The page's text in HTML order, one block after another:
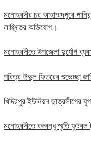
মনোহরদীর চর আহাম্মদপুরে
লাঞ্ছিতের অভিযোগ।
মনোহরদীতে উপজেলা দুর্যোগ
পবিত্র ঈদুল ফিতরের শুভেচ্ছা
খিদিরপুর ইউনিয়ন ছাত্রলীগের
মনোহরদীতে বঙ্গবন্ধু স্মৃতি ফুটবল